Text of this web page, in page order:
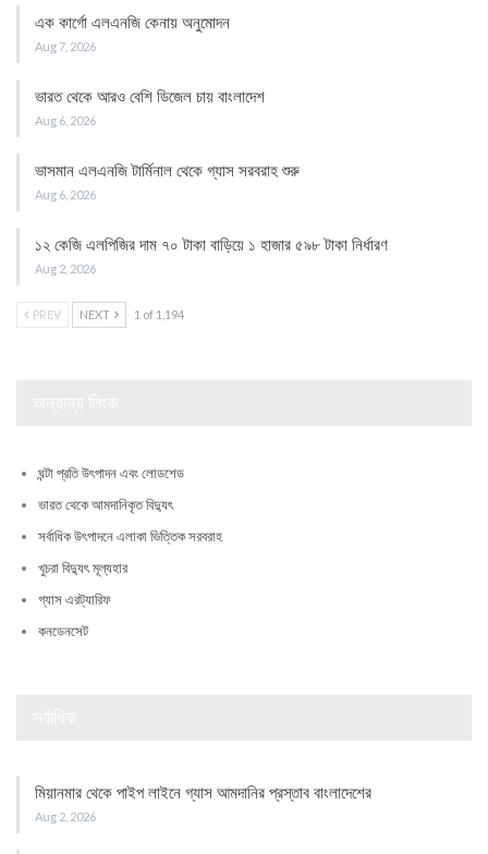
এক কার্গো এলএনজি কেনায় অনুমোদন
Aug 7, 2026
ভারত থেকে আরও বেশি ডিজেল চায় বাংলাদেশ
Aug 6, 2026
ভাসমান এলএনজি টার্মিনাল থেকে গ্যাস সরবরাহ শুরু
Aug 6, 2026
১২ কেজি এলপিজির দাম ৭০ টাকা বাড়িয়ে ১ হাজার ৫৯৮ টাকা নির্ধারণ
Aug 2, 2026
PREV NEXT 1 of 1,194
ঘন্টা প্রতি উৎপাদন এবং লোডশেড
ভারত থেকে আমদানিকৃত বিদ্যুৎ
সর্বাধিক উৎপাদনে এলাকা ভিত্তিক সরবরাহ
খুচরা বিদ্যুৎ মূল্যহার
গ্যাস এরট্যারিফ
কনডেনসেট
মিয়ানমার থেকে পাইপ লাইনে গ্যাস আমদানির প্রস্তাব বাংলাদেশের
Aug 2, 2026